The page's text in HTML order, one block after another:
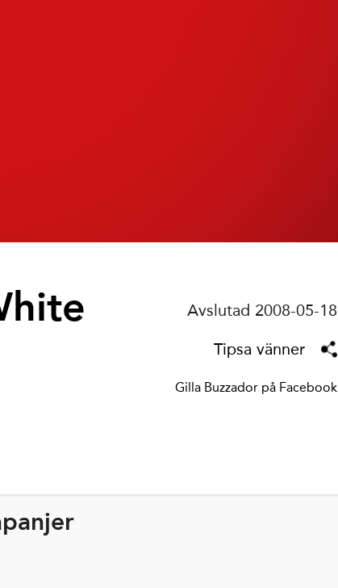
Avslutad 2008-05-18
Tipsa vänner
Gilla Buzzador på Facebook